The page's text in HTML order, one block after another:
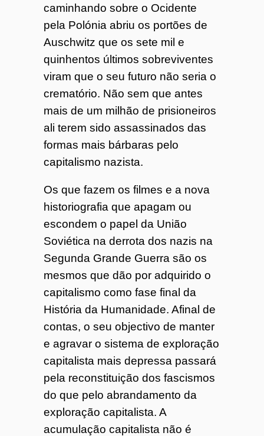
4
caminhando sobre o Ocidente
pela Polónia abriu os portões de
Auschwitz que os sete mil e
quinhentos últimos sobreviventes
viram que o seu futuro não seria o
crematório. Não sem que antes
mais de um milhão de prisioneiros
ali terem sido assassinados das
formas mais bárbaras pelo
capitalismo nazista.
Os que fazem os filmes e a nova
historiografia que apagam ou
escondem o papel da União
Soviética na derrota dos nazis na
Segunda Grande Guerra são os
mesmos que dão por adquirido o
capitalismo como fase final da
História da Humanidade. Afinal de
contas, o seu objectivo de manter
e agravar o sistema de exploração
capitalista mais depressa passará
pela reconstituição dos fascismos
do que pelo abrandamento da
exploração capitalista. A
acumulação capitalista não é